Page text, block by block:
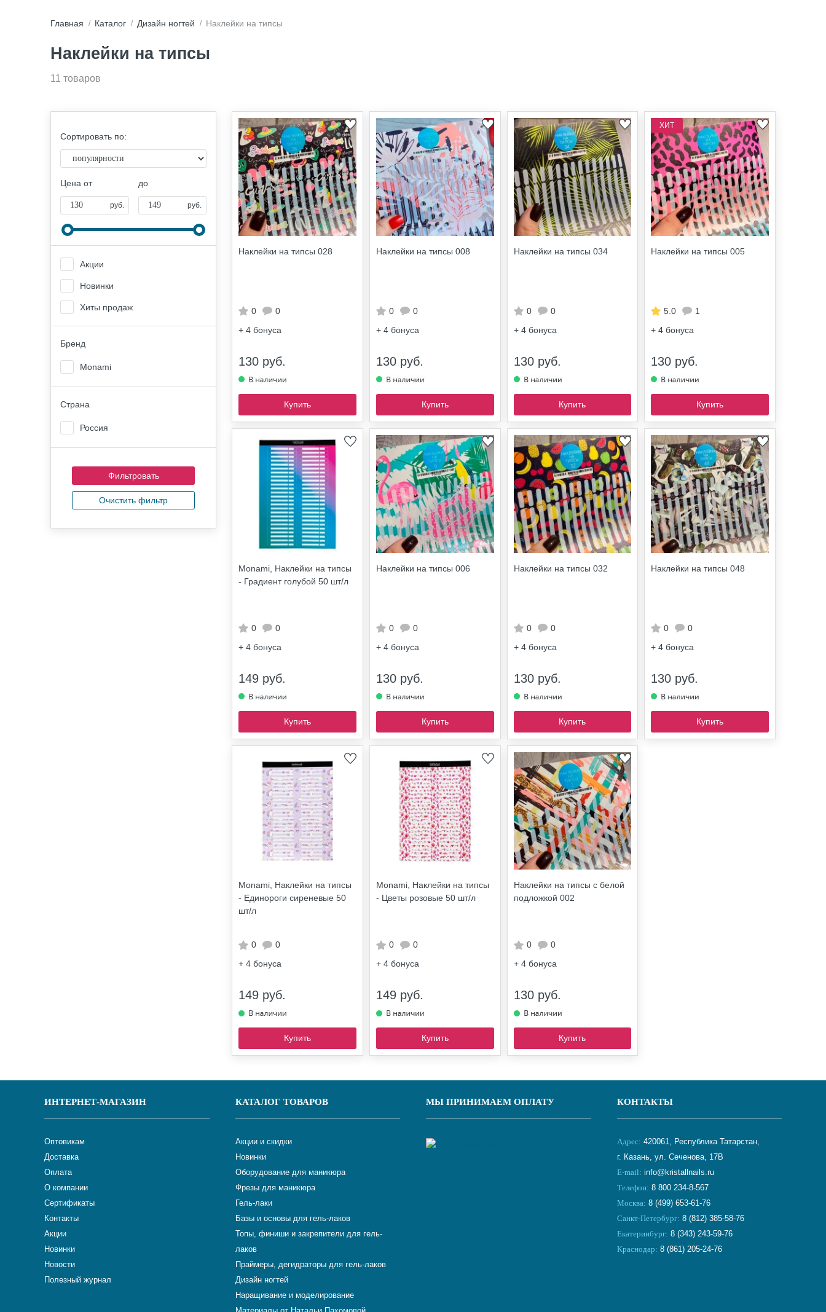
Главная Каталог Дизайн ногтей Наклейки на типсы
Наклейки на типсы
11 товаров
Сортировать по:
Цена от
руб.
до
руб.
Акции
Новинки
Хиты продаж
Бренд
Monami
Страна
Россия
Очистить фильтр
Наклейки на типсы 028
0
0
+ 4 бонуса
130 руб.
Купить
Наклейки на типсы 008
0
0
+ 4бонуса
130 руб.
Купить
Наклейки на типсы 034
0
0
+ 4бонуса
130 руб.
Купить
ХИТ
Наклейки на типсы 005
5.0
1
+ 4 бонуса
130 руб.
Купить
Monami, Наклейки на типсы
- Градиент голубой 50 шт/л
0
0
+ 4 бонуса
149 руб.
Купить
Наклейки на типсы 006
0
0
+ 4бонуса
130 руб.
Купить
Наклейки на типсы 032
0
0
+ 4бонуса
130 руб.
Купить
Наклейки на типсы 048
0
0
+ 4 бонуса
130 руб.
Купить
Monami, Наклейки на типсы
- Единороги сиреневые 50
шт/л
0
0
+ 4 бонуса
149 руб.
Купить
Monami, Наклейки на типсы
- Цветы розовые 50 шт/л
0
0
+ 4бонуса
149 руб.
Купить
Наклейки на типсы с белой
подложкой 002
0
0
+ 4бонуса
130 руб.
Купить
ИНТЕРНЕТ-МАГАЗИН
Оптовикам
Доставка
Оплата
О компании
Сертификаты
Контакты
Акции
Новинки
Новости
Полезный журнал
КАТАЛОГ ТОВАРОВ
Акции и скидки
Новинки
Оборудование для маникюра
Фрезы для маникюра
Гель-лаки
Базы и основы для гель-лаков
Топы, финиши и закрепители для гель-
лаков
Праймеры, дегидраторы для гель-лаков
Дизайн ногтей
Наращивание и моделирование
МЫ ПРИНИМАЕМ ОПЛАТУ КОНТАКТЫ
Адрес: 420061, Республика Татарстан,
г. Казань, ул. Сеченова, 17В
E-mail: info@kristallnails.ru
Телефон: 8 800 234-8-567
Москва: 8 (499) 653-61-76
Санкт-Петербург: 8 (812) 385-58-76
Екатеринбург: 8 (343) 243-59-76
Краснодар: 8 (861) 205-24-76